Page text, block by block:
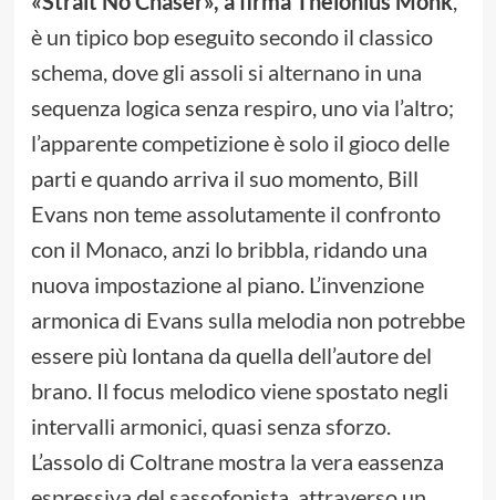
è un tipico bop eseguito secondo il classico
schema, dove gli assoli si alternano in una
sequenza logica senza respiro, uno via l’altro;
l’apparente competizione è solo il gioco delle
parti e quando arriva il suo momento, Bill
Evans non teme assolutamente il confronto
con il Monaco, anzi lo bribbla, ridando una
nuova impostazione al piano. L’invenzione
armonica di Evans sulla melodia non potrebbe
essere più lontana da quella dell’autore del
brano. Il focus melodico viene spostato negli
intervalli armonici, quasi senza sforzo.
L’assolo di Coltrane mostra la vera eassenza